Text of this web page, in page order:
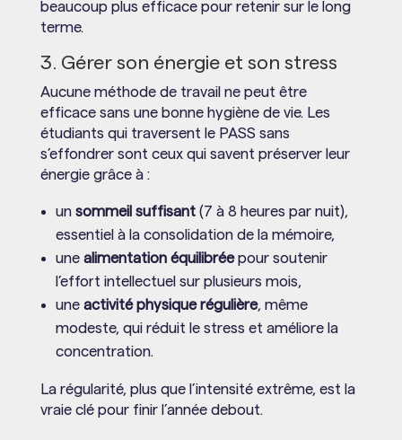
beaucoup plus efficace pour retenir sur le long
terme.
3. Gérer son énergie et son stress
Aucune méthode de travail ne peut être
efficace sans une bonne hygiène de vie. Les
étudiants qui traversent le PASS sans
s’effondrer sont ceux qui savent préserver leur
énergie grâce à :
un sommeil suffisant(7 à 8 heures par nuit),
essentiel à la consolidation de la mémoire,
une alimentation équilibréepour soutenir
l’effort intellectuel sur plusieurs mois,
une activité physique régulière, même
modeste, qui réduit le stress et améliore la
concentration.
La régularité, plus que l’intensité extrême, est la
vraie clé pour finir l’année debout.